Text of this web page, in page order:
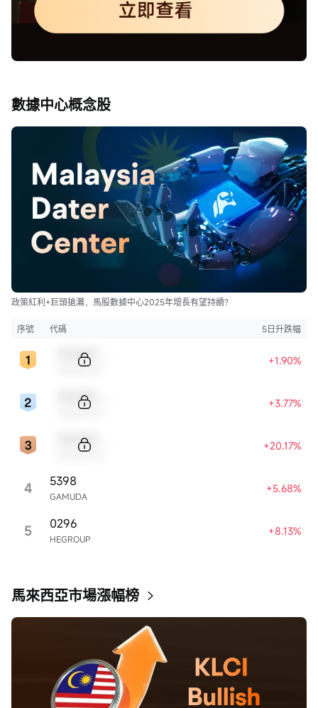
數據中心概念股
政策紅利+巨頭搶灘，馬股數據中心2025年增長有望持續？
序號 代碼 5日升跌幅
+1.90%
+3.77%
+20.17%
4 GAMUDA
5398 +5.68%
5 HEGROUP
0296 +8.13%
馬來西亞市場漲幅榜